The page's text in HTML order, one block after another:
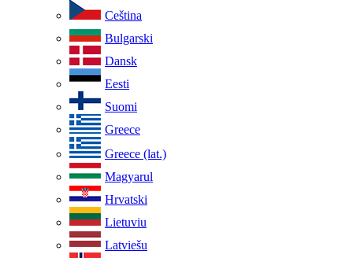
Ceština
Bulgarski
Dansk
Eesti
Suomi
Greece
Greece (lat.)
Magyarul
Hrvatski
Lietuviu
Latviešu